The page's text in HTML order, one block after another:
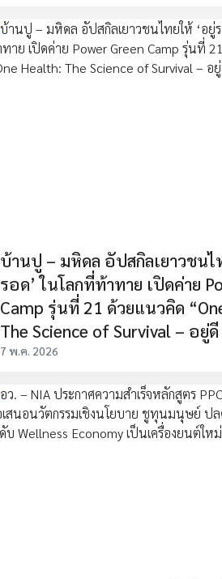
บ้านปู – มหิดล อัปสกิลเยาวชนไ
รอด’ ในโลกที่ท้าทาย เปิดค่าย
Camp รุ่นที่ 21 ด้วยแนวคิด
The Science of Survival – อยู่
7 พ.ค. 2026